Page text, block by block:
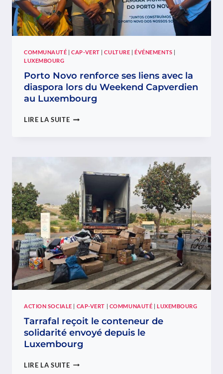
VERDE
COMMUNAUTÉ |CAP-VERT |CULTURE |ÉVÉNEMENTS |
LUXEMBOURG
Porto Novo renforce ses liens avec la
diaspora lors du Weekend Capverdien
au Luxembourg
LIRE LA SUITEPORTO
LIENS
DIASPORA
LORS
DU
WEEKEND
CAPVERDIEN
AU
LUXEMBOURG
ACTION SOCIALE | CAP-VERT | COMMUNAUTÉ | LUXEMBOURG
Tarrafal reçoit le conteneur de
solidarité envoyé depuis le
Luxembourg
LIRE LA SUITETARRAFAL